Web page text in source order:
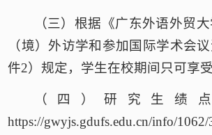
（三） 根据《广东外语外贸
（境）外访学和参加国际学术会
件2）规定，学生在校期间只可享受
（四）研究生 绩
https://gwyjs.gdufs.edu.cn/info/1062/